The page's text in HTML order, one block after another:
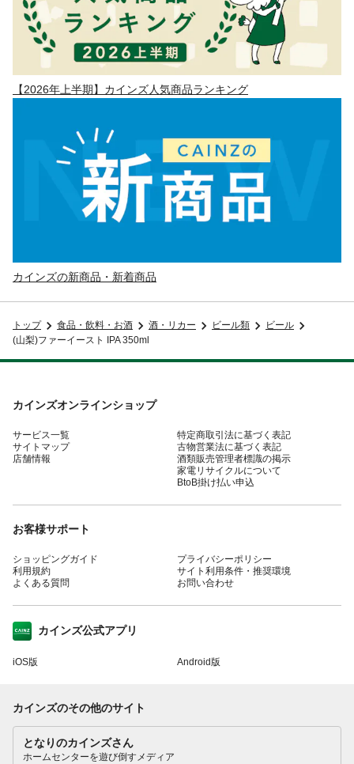
【2026年上半期】カインズ人気商品ランキング
カインズの新商品・新着商品
トップ 食品・飲料・お酒 酒・リカー ビール類
ビール
(山梨)ファーイースト IPA 350ml
カインズオンラインショップ
サービス一覧
サイトマップ
店舗情報
特定商取引法に基づく表記
古物営業法に基づく表記
酒類販売管理者標識の掲示
家電リサイクルについて
BtoB掛け払い申込
お客様サポート
ショッピングガイド
利用規約
よくある質問
プライバシーポリシー
サイト利用条件・推奨環境
お問い合わせ
カインズ公式アプリ
iOS版 Android版
カインズのその他のサイト
となりのカインズさん
ホームセンターを遊び倒すメディア